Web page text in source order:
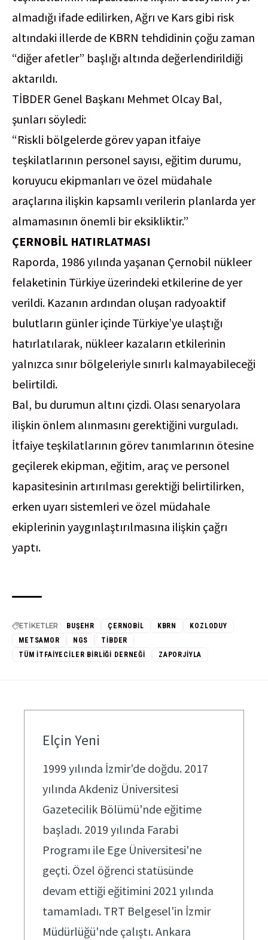
almadığı ifade edilirken, Ağrı ve Kars gibi risk
altındaki illerde de KBRN tehdidinin çoğu zaman
“diğer afetler” başlığı altında değerlendirildiği
aktarıldı.
TİBDER Genel Başkanı Mehmet Olcay Bal,
şunları söyledi:
“Riskli bölgelerde görev yapan itfaiye
teşkilatlarının personel sayısı, eğitim durumu,
koruyucu ekipmanları ve özel müdahale
araçlarına ilişkin kapsamlı verilerin planlarda yer
almamasının önemli bir eksikliktir.”
ÇERNOBİL HATIRLATMASI
Raporda, 1986 yılında yaşanan Çernobil nükleer
felaketinin Türkiye üzerindeki etkilerine de yer
verildi. Kazanın ardından oluşan radyoaktif
bulutların günler içinde Türkiye’ye ulaştığı
hatırlatılarak, nükleer kazaların etkilerinin
yalnızca sınır bölgeleriyle sınırlı kalmayabileceği
belirtildi.
Bal, bu durumun altını çizdi. Olası senaryolara
ilişkin önlem alınmasını gerektiğini vurguladı.
İtfaiye teşkilatlarının görev tanımlarının ötesine
geçilerek ekipman, eğitim, araç ve personel
kapasitesinin artırılması gerektiği belirtilirken,
erken uyarı sistemleri ve özel müdahale
ekiplerinin yaygınlaştırılmasına ilişkin çağrı
yaptı.
ETİKETLER BUŞEHR ÇERNOBIL KBRN
KOZLODUY
METSAMOR
NGS
TİBDER
TÜM İTFAIYECILER BIRLIĞI DERNEĞI
ZAPORJIYLA
Elçin Yeni
1999 yılında İzmir'de doğdu. 2017
yılında Akdeniz Üniversitesi
Gazetecilik Bölümü'nde eğitime
başladı. 2019 yılında Farabi
Programı ile Ege Üniversitesi'ne
geçti. Özel öğrenci statüsünde
devam ettiği eğitimini 2021 yılında
tamamladı. TRT Belgesel'in İzmir
Müdürlüğü'nde çalıştı. Ankara